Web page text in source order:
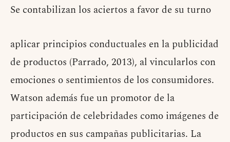
Se contabilizan los aciertos a favor de su turno
aplicar principios conductuales en la publicidad
de productos (Parrado, 2013), al vincularlos con
emociones o sentimientos de los consumidores.
Watson además fue un promotor de la
participación de celebridades como imágenes de
productos en sus campañas publicitarias. La